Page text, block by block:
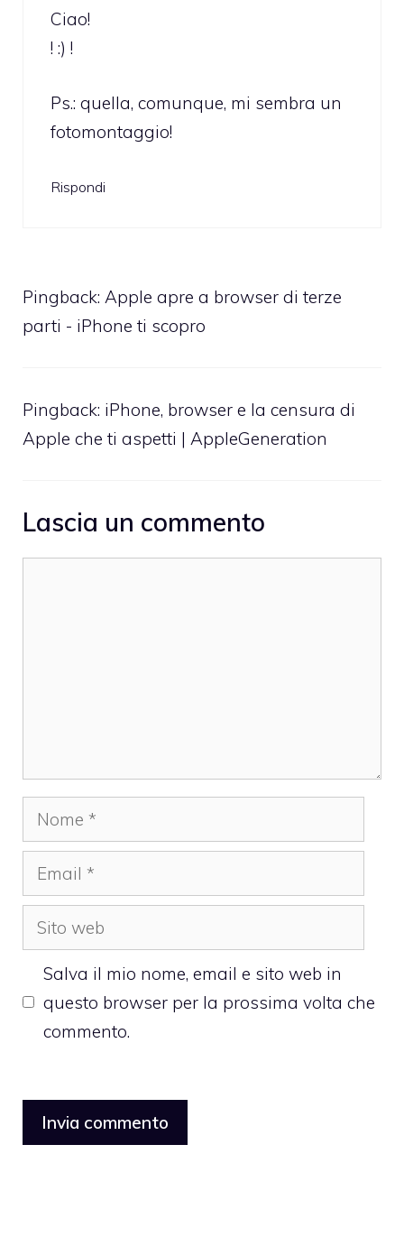
Ciao!
! :) !
Ps.: quella, comunque, mi sembra un
fotomontaggio!
Rispondi
Pingback: Apple apre a browser di terze
parti - iPhone ti scopro
Pingback: iPhone, browser e la censura di
Apple che ti aspetti | AppleGeneration
Lascia un commento
Nome
Email
Sito
web
Salva il mio nome, email e sito web in
questo browser per la prossima volta che
commento.